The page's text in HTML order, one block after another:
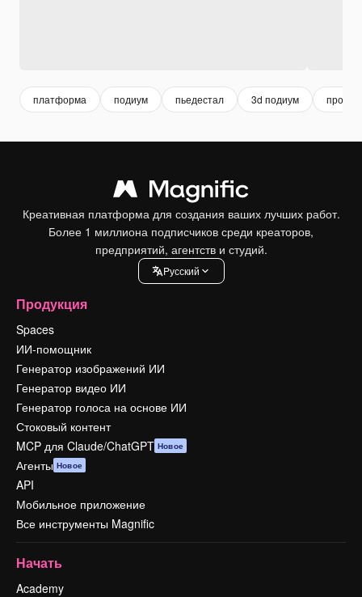
платформа подиум пьедестал 3d подиум продукт
Креативная платформа для создания ваших лучших работ.
Более 1 миллиона подписчиков среди креаторов,
предприятий, агентств и студий.
Pусский
Продукция
Spaces
ИИ-помощник
Генератор изображений ИИ
Генератор видео ИИ
Генератор голоса на основе ИИ
Стоковый контент
MCP для Claude/ChatGPT Новое
Агенты Новое
API
Мобильное приложение
Все инструменты Magnific
Начать
Academy